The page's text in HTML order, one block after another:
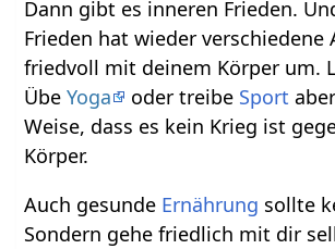
Dann gibt es inneren Frieden.
Frieden hat wieder verschiedene
friedvoll mit deinem Körper um.
ÜbeYoga oder treibe Sport
Weise, dass es kein Krieg ist
Körper.
Auch gesunde Ernährung sollte
Sondern gehe friedlich mit dir